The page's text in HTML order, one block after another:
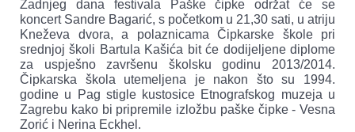
Zadnjeg dana festivala Paške čipke održat će se
koncert Sandre Bagarić, s početkom u 21,30 sati, u atriju
Kneževa dvora, a polaznicama Čipkarske škole pri
srednjoj školi Bartula Kašića bit će dodijeljene diplome
za uspješno završenu školsku godinu 2013/2014.
Čipkarska škola utemeljena je nakon što su 1994.
godine u Pag stigle kustosice Etnografskog muzeja u
Zagrebu kako bi pripremile izložbu paške čipke - Vesna
Zorić i Nerina Eckhel.